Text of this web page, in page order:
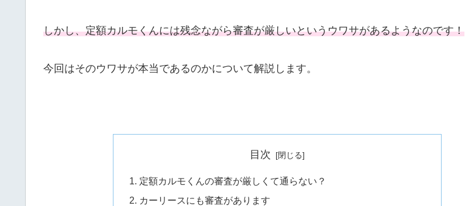
しかし、定額カルモくんには残念ながら審査が厳しいというウワサがあるようなのです！
今回はそのウワサが本当であるのかについて解説します。
目次
定額カルモくんの審査が厳しくて通らない？
カーリースにも審査があります